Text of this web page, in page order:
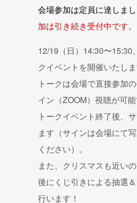
会場参加は定員に達しまし
加は引き続き受付中です。
12/19（日）14:30〜15:30
クイベントを開催いたしま
トークは会場で直接参加
イン（ZOOM）視聴が可能
トークイベント終了後、
ます（サインは会場にて
ください）。
また、クリスマスも近い
後にくじ引きによる抽選
行います！